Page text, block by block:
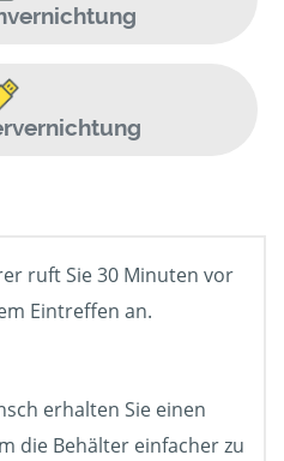
ruft Sie 30 Minuten vor
Eintreffen an.
erhalten Sie einen
die Behälter einfacher zu